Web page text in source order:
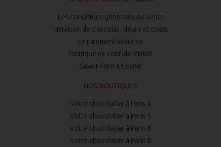
Les conditions générales de vente
Livraison de chocolat : délais et coûts
Le paiement sécurisé
Politique de confidentialité
Savoir-Faire artisanal
NOS BOUTIQUES
Votre chocolatier à Paris 4
Votre chocolatier à Paris 5
Votre chocolatier à Paris 6
Votre chocolatier à Paris 8